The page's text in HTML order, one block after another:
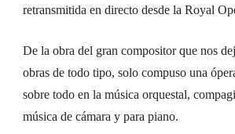
retransmitida en directo desde la Royal
De la obra del gran compositor que nos
obras de todo tipo, solo compuso una
sobre todo en la música orquestal,
música de cámara y para piano.